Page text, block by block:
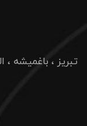
تبریز ، باغمیشه ،